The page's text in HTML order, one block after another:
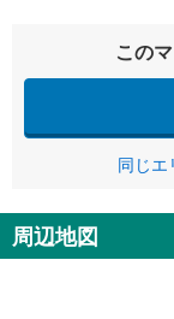
この
同じエ
周辺地図